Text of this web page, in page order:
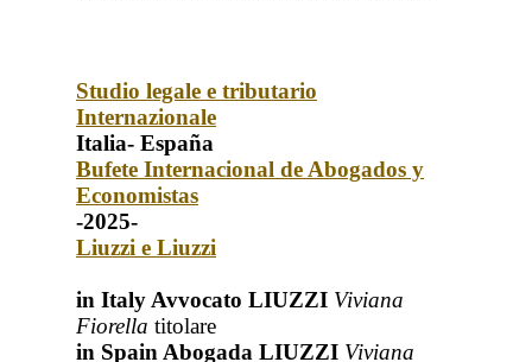
Studio legale e tributario
Internazionale
Italia- España
Bufete Internacional de Abogados y
Economistas
-2025-
Liuzzi e Liuzzi
in Italy Avvocato LIUZZI Viviana
Fiorella titolare
in Spain Abogada LIUZZI Viviana